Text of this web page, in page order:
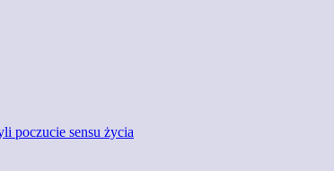
sensu życia